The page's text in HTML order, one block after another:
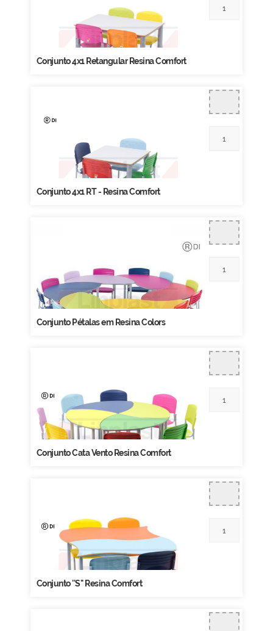
Conjunto 4x1 Retangular Resina Comfort
Conjunto 4x1 RT - Resina Comfort
Conjunto Pétalas em Resina Colors
Conjunto Cata Vento Resina Comfort
Conjunto ''S'' Resina Comfort